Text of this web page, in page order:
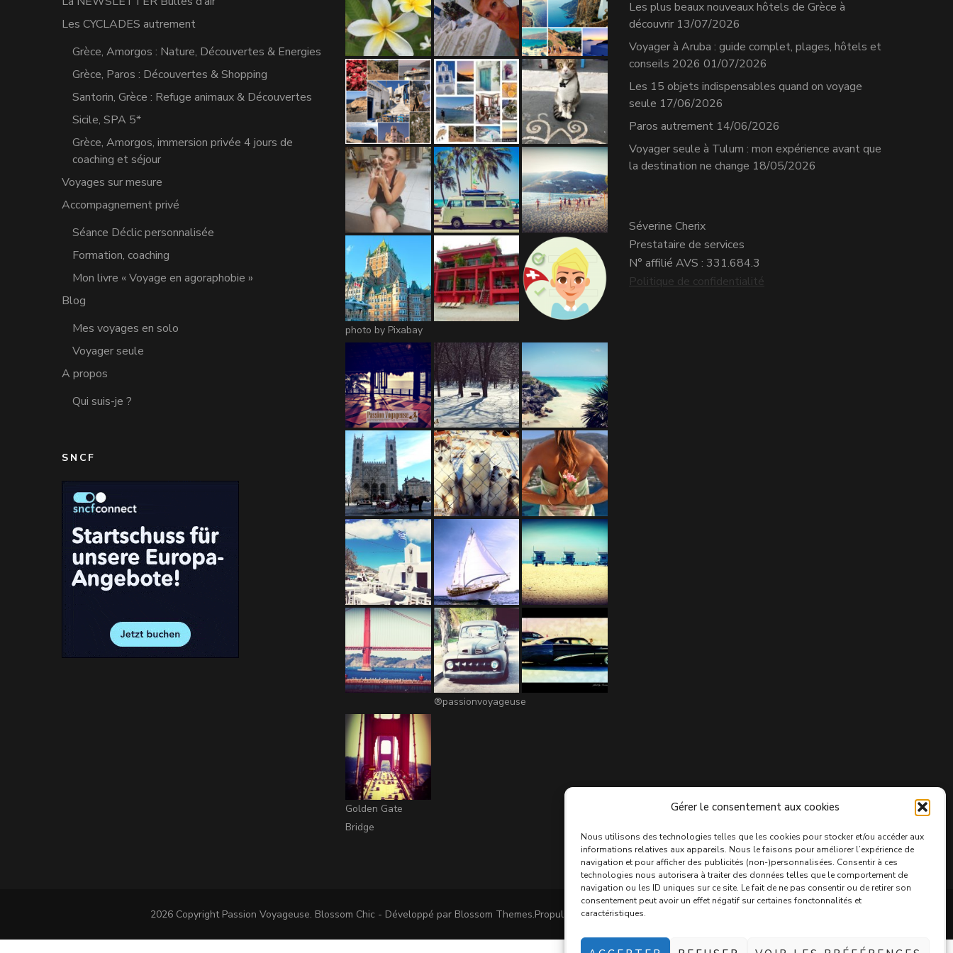
Gérer le consentement aux cookies
Nous utilisons des technologies telles que les cookies pour stocker et/ou accéder aux
informations relatives aux appareils. Nous le faisons pour améliorer l’expérience de
navigation et pour afficher des publicités (non-)personnalisées. Consentir à ces
technologies nous autorisera à traiter des données telles que le comportement de
navigation ou les ID uniques sur ce site. Le fait de ne pas consentir ou de retirer son
consentement peut avoir un effet négatif sur certaines fonctonnalités et
caractéristiques.
Les CYCLADES autrement
Grèce, Amorgos : Nature, Découvertes & Energies
Grèce, Paros : Découvertes & Shopping
Santorin, Grèce : Refuge animaux & Découvertes
Sicile, SPA 5*
Grèce, Amorgos, immersion privée 4 jours de
coaching et séjour
Voyages sur mesure
Accompagnement privé
Séance Déclic personnalisée
Formation, coaching
Mon livre « Voyage en agoraphobie »
Blog
Mes voyages en solo
Voyager seule
A propos
Qui suis-je ?
SNCF
photo by Pixabay
®passionvoyageuse
Golden Gate
Bridge
Les plus beaux nouveaux hôtels de Grèce à
découvrir 13/07/2026
Voyager à Aruba : guide complet, plages, hôtels et
conseils 2026 01/07/2026
Les 15 objets indispensables quand on voyage
seule 17/06/2026
Paros autrement 14/06/2026
Voyager seule à Tulum : mon expérience avant que
la destination ne change 18/05/2026
Séverine Cherix
Prestataire de services
N° affilié AVS : 331.684.3
Politique de confidentialité
2026 Copyright Passion Voyageuse. Blossom Chic - Développé par Blossom Themes.Propulsé parWordPress.